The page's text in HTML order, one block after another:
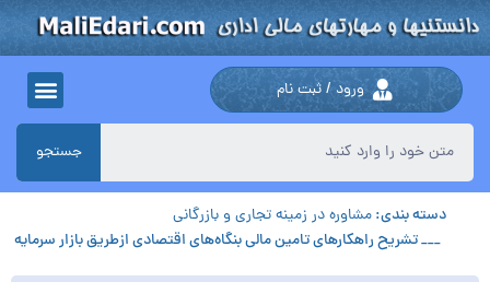
ورود / ثبت نام
جستجو
دسته بندی:مشاوره در زمینه تجاری و بازرگانی
___ تشریح راهکارهای تامین مالی بنگاه‌های اقتصادی ازطریق بازار سرمایه